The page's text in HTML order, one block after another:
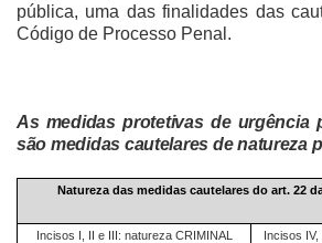
pública, uma das finalidades das
Código de Processo Penal.
As medidas protetivas de urgência
são medidas cautelares de natureza
Natureza das medidas cautelares do art. 22
Incisos I, II e III: natureza CRIMINAL Incisos IV,